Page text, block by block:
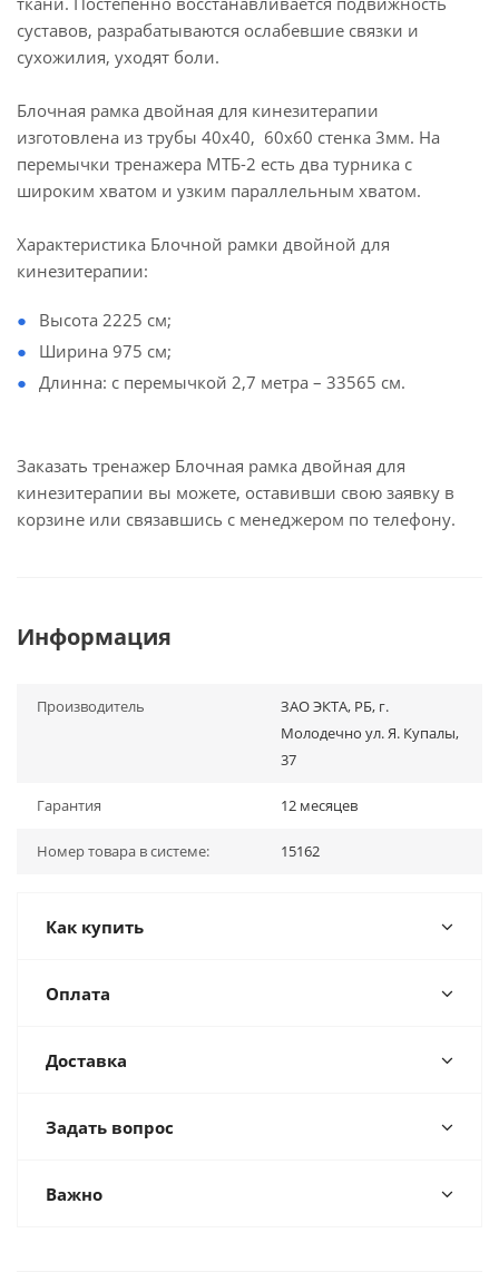
суставов, разрабатываются ослабевшие связки и
сухожилия, уходят боли.
Блочная рамка двойная для кинезитерапии
изготовлена из трубы 40х40, 60х60 стенка 3мм. На
перемычки тренажера МТБ-2 есть два турника с
широким хватом и узким параллельным хватом.
Характеристика Блочной рамки двойной для
кинезитерапии:
Высота 2225 см;
Ширина 975 см;
Длинна: с перемычкой 2,7 метра – 33565 см.
Заказать тренажер Блочная рамка двойная для
кинезитерапии вы можете, оставивши свою заявку в
корзине или связавшись с менеджером по телефону.
Информация
Производитель
ЗАО ЭКТА, РБ, г.
Молодечно ул. Я. Купалы,
37
Гарантия 12 месяцев
Номер товара в системе: 15162
Как купить
Оплата
Доставка
Задать вопрос
Важно